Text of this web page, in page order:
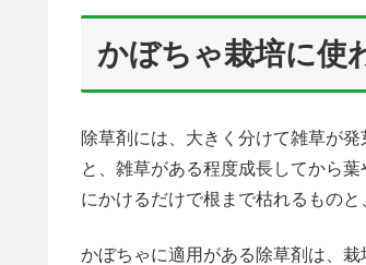
かぼちゃ栽培に使
除草剤には、大きく分けて雑草が
と、雑草がある程度成長してから
にかけるだけで根まで枯れるもの
かぼちゃに適用がある除草剤は、